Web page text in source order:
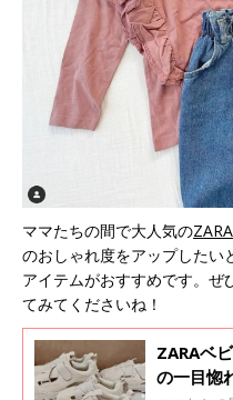
ママたちの間で大人気のZARA
のおしゃれ度をアップしたい
アイテムがおすすめです。ぜ
てみてくださいね！
ZARAベ
の一目惚